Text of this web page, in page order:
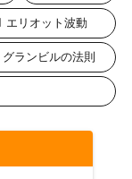
エリオット波動
グランビルの法則